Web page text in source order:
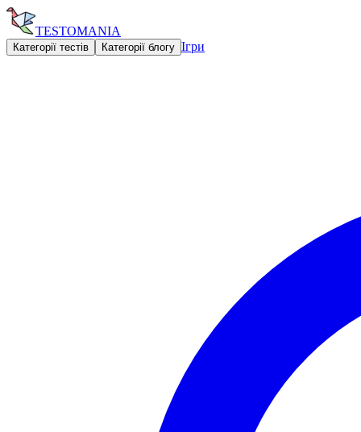
TESTOMANIA
Категорії тестів Категорії блогу Ігри